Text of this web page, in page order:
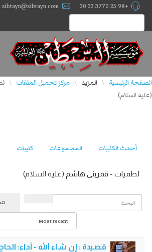
+98 25 3770 33 30
sibtayn@sibtayn.com
الصفحة الرئيسية \ المزيد \ مركز تحميل الملفات \
(علیه السلام)
أحدث الكليبات المجموعات كليبات
لطميات - قمربني هاشم (علیه السلام)
البحث
قصيدة : إن شاء الله - أداء: